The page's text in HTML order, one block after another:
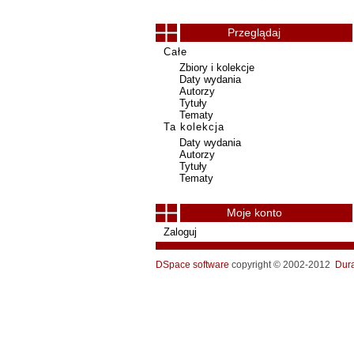
Przeglądaj
Całe
Zbiory i kolekcje
Daty wydania
Autorzy
Tytuły
Tematy
Ta kolekcja
Daty wydania
Autorzy
Tytuły
Tematy
Moje konto
Zaloguj
DSpace software copyright © 2002-2012